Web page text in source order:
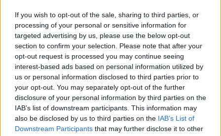
If you wish to opt-out of the sale, sharing to third parties, or
processing of your personal or sensitive information for
targeted advertising by us, please use the below opt-out
section to confirm your selection. Please note that after your
opt-out request is processed you may continue seeing
interest-based ads based on personal information utilized by
us or personal information disclosed to third parties prior to
your opt-out. You may separately opt-out of the further
disclosure of your personal information by third parties on the
IAB’s list of downstream participants. This information may
also be disclosed by us to third parties on the IAB’s List of
Downstream Participants that may further disclose it to other
50 τόνους.
Με αυτή την εικόνα στην αγορά δεν υπάρχει στην
περιοχή μας μέλλον για το ελαιόλαδο. Επίσης δεν
υπάρχουν εργάτες γης και τα μεροκάματα είναι τόσο
υψηλά που δεν μπορούν πια να τα πληρώσουν οι
παραγωγοί».
Ακολουθήστε τοnotospress.grστο Google News και
μάθετε πρώτοιόλες τις ειδήσεις